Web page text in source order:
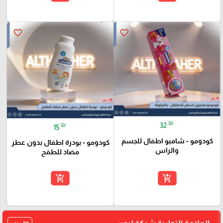
favorite_border
32 ₪
كودومو - شامبو اطفال للجسم
والراس
add_shopping_cart
favorite_border
15 ₪
كودومو - بودرة اطفال بدون عطر
مضاد للطفح
add_shopping_cart